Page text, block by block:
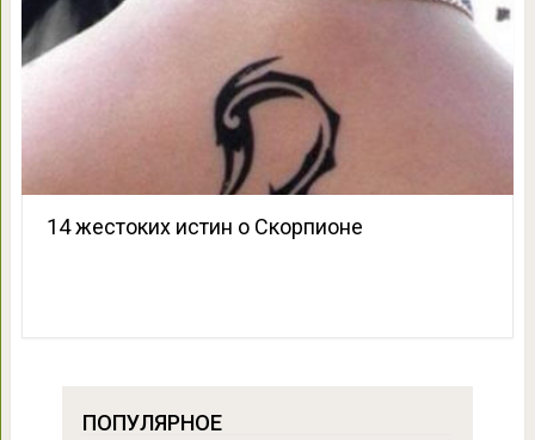
14 жестоких истин о Скорпионе
ПОПУЛЯРНОЕ